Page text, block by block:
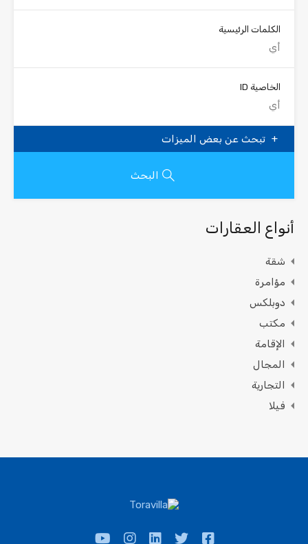
الكلمات الرئيسية
الخاصية ID
تبحث عن بعض الميزات
البحث
أنواع العقارات
شقة
مؤامرة
دوبلكس
مكتب
الإقامة
المجال
التجارية
فيلا